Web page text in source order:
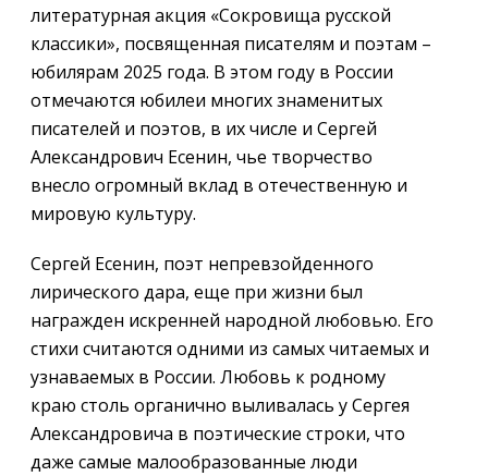
литературная акция «Сокровища русской
классики», посвященная писателям и поэтам –
юбилярам 2025 года. В этом году в России
отмечаются юбилеи многих знаменитых
писателей и поэтов, в их числе и Сергей
Александрович Есенин, чье творчество
внесло огромный вклад в отечественную и
мировую культуру.
Сергей Есенин, поэт непревзойденного
лирического дара, еще при жизни был
награжден искренней народной любовью. Его
стихи считаются одними из самых читаемых и
узнаваемых в России. Любовь к родному
краю столь органично выливалась у Сергея
Александровича в поэтические строки, что
даже самые малообразованные люди